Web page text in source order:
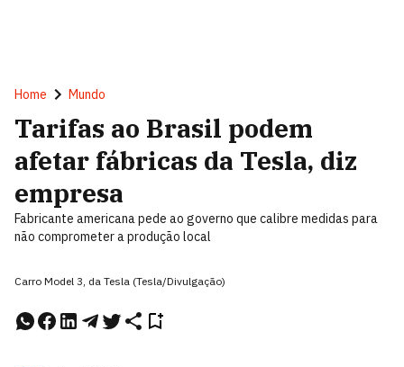
Home Mundo
Tarifas ao Brasil podem
afetar fábricas da Tesla, diz
empresa
Fabricante americana pede ao governo que calibre medidas para
não comprometer a produção local
Carro Model 3, da Tesla (Tesla/Divulgação)